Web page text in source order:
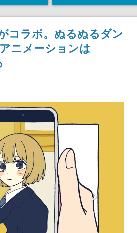
ャラごとの
ましアラー
へ。創業58年で初めての
変更で、“プチッ”と鳴る
おなじみの緩衝材が会社
の名前に
コラボ。ぬるぬるダン
ニメーションは